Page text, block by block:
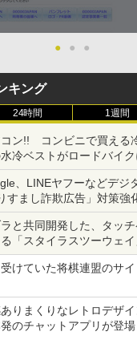
● ● ●
キング
24時間 1週間
ン!! コンビニで買える
冷ベストがロードバイ
その14】【空いた時間
、LINEヤフーなどデジ
すまし詐欺広告」対策
投資詐欺などへの対策
と共同開発した、タッ
「スタイラスツーウェ
書き込める
けていた将棋連盟のサ
りまくりなレトロデザ
のチャットアプリが登場